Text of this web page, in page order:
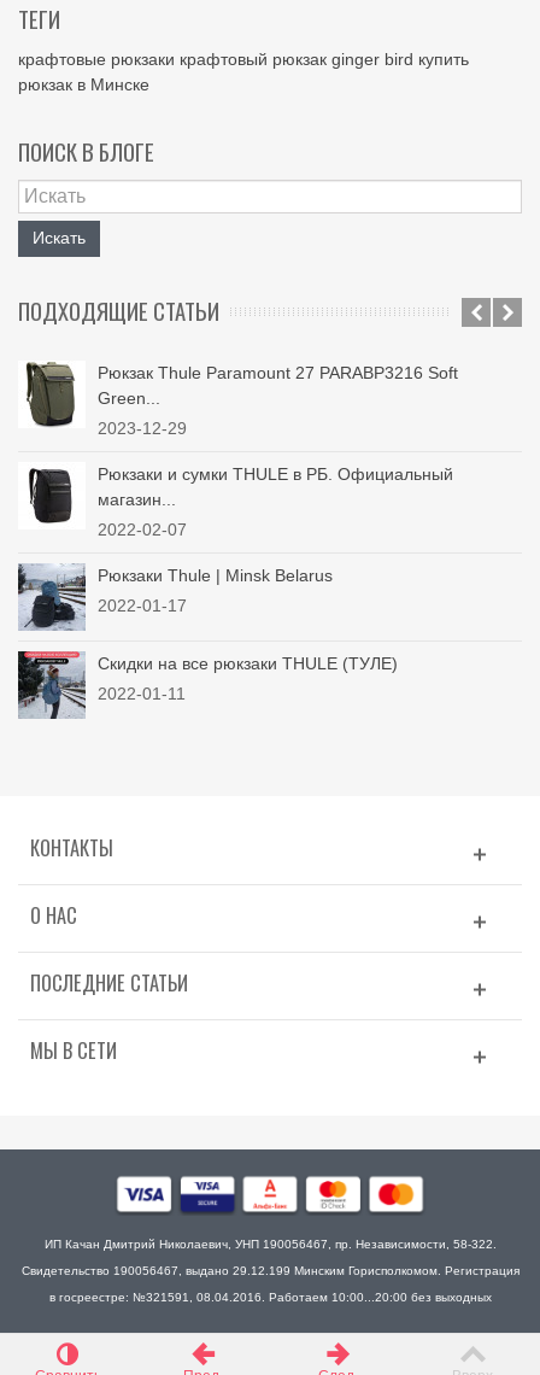
ТЕГИ
крафтовые рюкзаки крафтовый рюкзак ginger bird купить
рюкзак в Минске
ПОИСК В БЛОГЕ
Искать
ПОДХОДЯЩИЕ СТАТЬИ
Рюкзак Thule Paramount 27 PARABP3216 Soft
Green...
2023-12-29
Рюкзаки и сумки THULE в РБ. Официальный
магазин...
2022-02-07
Рюкзаки Thule | Minsk Belarus
2022-01-17
Скидки на все рюкзаки THULE (ТУЛЕ)
2022-01-11
КОНТАКТЫ
О НАС
ПОСЛЕДНИЕ СТАТЬИ
МЫ В СЕТИ
ИП Качан Дмитрий Николаевич, УНП 190056467, пр. Независимости, 58-322.
Свидетельство 190056467, выдано 29.12.199 Минским Горисполкомом. Регистрация
в госреестре: №321591, 08.04.2016. Работаем 10:00...20:00 без выходных